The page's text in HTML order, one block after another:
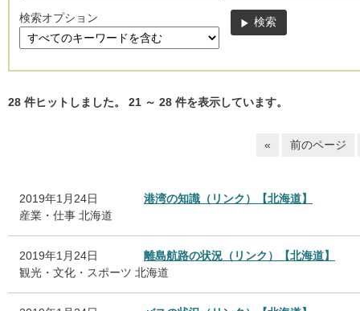
検索オプション
28 件ヒットしました。 21 ～ 28 件を表示しています。
« 前のページ
2019年1月24日
港湾の知識（リンク）【北海道】
産業・仕事 北海道
2019年1月24日
離島航路の状況（リンク）【北海道】
観光・文化・スポーツ 北海道